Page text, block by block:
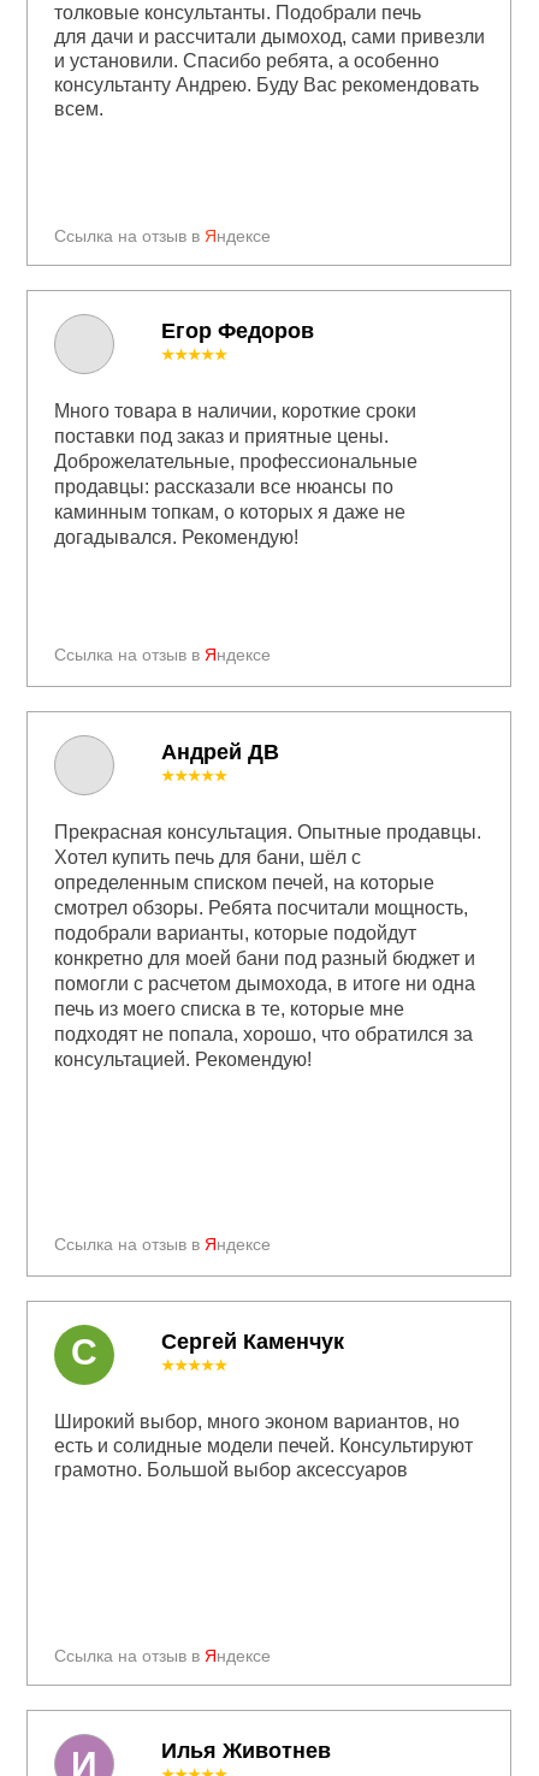
Ссылка на отзыв в Яндексе
толковые консультанты. Подобрали печь
для дачи и рассчитали дымоход, сами привезли
и установили. Спасибо ребята, а особенно
консультанту Андрею. Буду Вас рекомендовать
всем.
Егор Федоров
Ссылка на отзыв в Яндексе
★★★★★
Много товара в наличии, короткие сроки
поставки под заказ и приятные цены.
Доброжелательные, профессиональные
продавцы: рассказали все нюансы по
каминным топкам, о которых я даже не
догадывался. Рекомендую!
Андрей ДВ
Ссылка на отзыв в Яндексе
★★★★★
Прекрасная консультация. Опытные продавцы.
Хотел купить печь для бани, шёл с
определенным списком печей, на которые
смотрел обзоры. Ребята посчитали мощность,
подобрали варианты, которые подойдут
конкретно для моей бани под разный бюджет и
помогли с расчетом дымохода, в итоге ни одна
печь из моего списка в те, которые мне
подходят не попала, хорошо, что обратился за
консультацией. Рекомендую!
Сергей Каменчук
Ссылка на отзыв в Яндексе
★★★★★
Широкий выбор, много эконом вариантов, но
есть и солидные модели печей. Консультируют
грамотно. Большой выбор аксессуаров
С
Илья Животнев
И